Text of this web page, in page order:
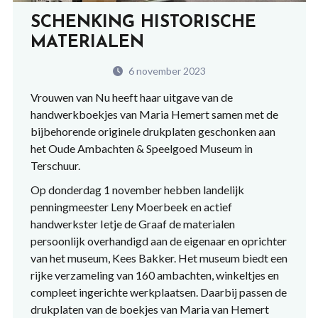
SCHENKING HISTORISCHE
MATERIALEN
6 november 2023
Vrouwen van Nu heeft haar uitgave van de
handwerkboekjes van Maria Hemert samen met de
bijbehorende originele drukplaten geschonken aan
het Oude Ambachten & Speelgoed Museum in
Terschuur.
Op donderdag 1 november hebben landelijk
penningmeester Leny Moerbeek en actief
handwerkster Ietje de Graaf de materialen
persoonlijk overhandigd aan de eigenaar en oprichter
van het museum, Kees Bakker. Het museum biedt een
rijke verzameling van 160 ambachten, winkeltjes en
compleet ingerichte werkplaatsen. Daarbij passen de
drukplaten van de boekjes van Maria van Hemert